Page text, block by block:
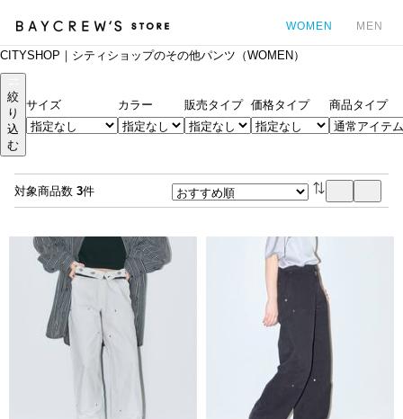
WOMEN MEN
CITYSHOP｜シティショップのその他パンツ（WOMEN）
絞
り
込
む
サイズ カラー 販売タイプ 価格タイプ 商品タイプ
対象商品数 3件